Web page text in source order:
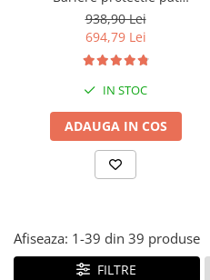
copii, SELECT, 160x200
cm
938,90 Lei
694,79 Lei
IN STOC
ADAUGA IN COS
Afiseaza: 1-39 din 39 produse
FILTRE